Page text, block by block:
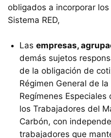
obligados a incorporar
Sistema RED,
Las empresas,
demás sujetos
de la obligación de
Régimen General de
Regímenes
los Trabajadores del
Carbón, con
trabajadores que